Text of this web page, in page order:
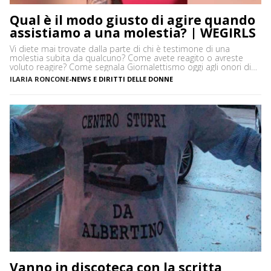
Qual è il modo giusto di agire quando
assistiamo a una molestia? | WEGIRLS
Vi diete mai trovate dalla parte di chi è testimone di una
molestia subita da qualcuno? Come avete reagito o avreste
voluto reagire? Come segnala Giornalettismo oggi agli onori di
cronaca è salito il caso della dj Ema Stokholma, la quale ha
denunciato una molestia subita in prima persona e ha fatto una
ILARIA RONCONE-NEWS E DIRITTI DELLE DONNE
Vanno in discoteca con la scritta